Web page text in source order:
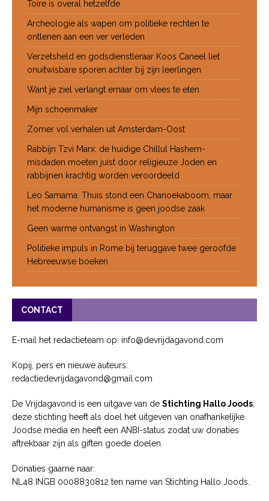
Toire is overal hetzelfde
Archeologie als wapen om politieke rechten te
ontlenen aan een ver verleden
Verzetsheld en godsdienstleraar Koos Caneel liet
onuitwisbare sporen achter bij zijn leerlingen
Want je ziel verlangt ernaar om vlees te eten
Mijn schoenmaker
Zomer vol verhalen uit Amsterdam-Oost
Rabbijn Tzvi Marx: de huidige Chillul Hashem-
misdaden moeten juist door religieuze Joden en
rabbijnen krachtig worden veroordeeld
Leo Samama: Thuis stond een Chanoekaboom, maar
het moderne humanisme is geen joodse zaak
Geen warme ontvangst in Washington
Politieke impuls in Rome bij teruggave twee geroofde
Hebreeuwse boeken
CONTACT
E-mail het redactieteam op: info@devrijdagavond.com
Kopij, pers en nieuwe auteurs:
redactiedevrijdagavond@gmail.com
De Vrijdagavond is een uitgave van de Stichting Hallo Joods
deze stichting heeft als doel het uitgeven van onafhankelijke
Joodse media en heeft een ANBI-status zodat uw donaties
aftrekbaar zijn als giften goede doelen.
Donaties gaarne naar:
NL48 INGB 0008830812 ten name van Stichting Hallo Joods.